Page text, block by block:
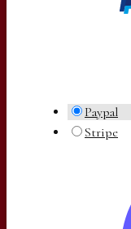
Paypal
Stripe